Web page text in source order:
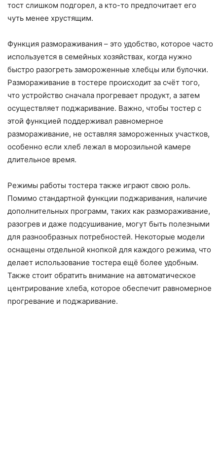
тост слишком подгорел, а кто-то предпочитает его
чуть менее хрустящим.
Функция размораживания – это удобство, которое часто
используется в семейных хозяйствах, когда нужно
быстро разогреть замороженные хлебцы или булочки.
Размораживание в тостере происходит за счёт того,
что устройство сначала прогревает продукт, а затем
осуществляет поджаривание. Важно, чтобы тостер с
этой функцией поддерживал равномерное
размораживание, не оставляя замороженных участков,
особенно если хлеб лежал в морозильной камере
длительное время.
Режимы работы тостера также играют свою роль.
Помимо стандартной функции поджаривания, наличие
дополнительных программ, таких как размораживание,
разогрев и даже подсушивание, могут быть полезными
для разнообразных потребностей. Некоторые модели
оснащены отдельной кнопкой для каждого режима, что
делает использование тостера ещё более удобным.
Также стоит обратить внимание на автоматическое
центрирование хлеба, которое обеспечит равномерное
прогревание и поджаривание.